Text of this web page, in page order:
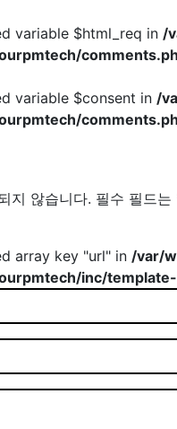
variable $html_req in /
variable $consent in /
지 않습니다. 필수 필드는
array key "url" in /var/
inc/